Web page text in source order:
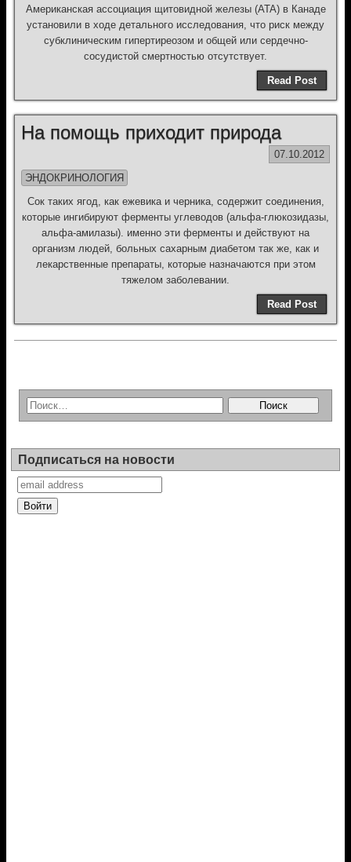
Американская ассоциация щитовидной железы (ATA) в Канаде
установили в ходе детального исследования, что риск между
субклиническим гипертиреозом и общей или сердечно-
сосудистой смертностью отсутствует.
Read Post
На помощь приходит природа
07.10.2012
ЭНДОКРИНОЛОГИЯ
Сок таких ягод, как ежевика и черника, содержит соединения,
которые ингибируют ферменты углеводов (альфа-глюкозидазы,
альфа-амилазы). именно эти ферменты и действуют на
организм людей, больных сахарным диабетом так же, как и
лекарственные препараты, которые назначаются при этом
тяжелом заболевании.
Read Post
Подписаться на новости